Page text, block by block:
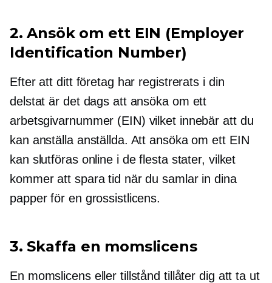
2. Ansök om ett EIN (Employer
Identification Number)
Efter att ditt företag har registrerats i din
delstat är det dags att ansöka om ett
arbetsgivarnummer (EIN) vilket innebär att du
kan anställa anställda. Att ansöka om ett EIN
kan slutföras online i de flesta stater, vilket
kommer att spara tid när du samlar in dina
papper för en grossistlicens.
3. Skaffa en momslicens
En momslicens eller tillstånd tillåter dig att ta ut